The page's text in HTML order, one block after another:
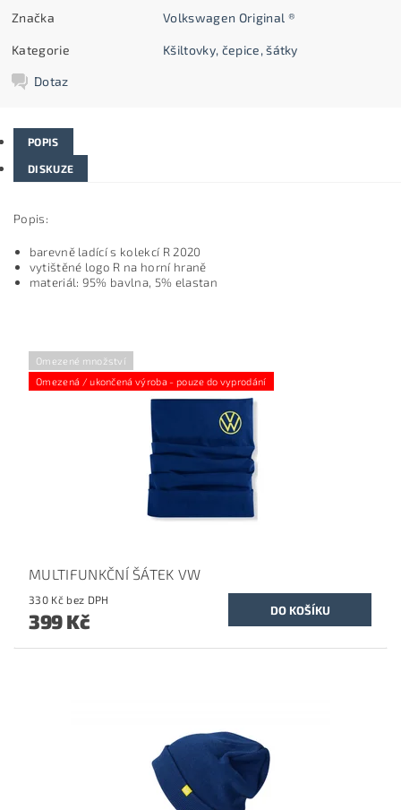
Značka Volkswagen Original ®
Kategorie Kšiltovky, čepice, šátky
Dotaz
POPIS
DISKUZE
Popis:
barevně ladící s kolekcí R 2020
vytištěné logo R na horní hraně
materiál: 95% bavlna, 5% elastan
Omezené množství
Omezená / ukončená výroba - pouze do vyprodání
MULTIFUNKČNÍ ŠÁTEK VW
330 Kč bez DPH
399 Kč